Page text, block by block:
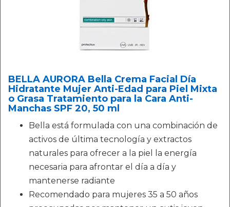
BELLA AURORA Bella Crema Facial Día
Hidratante Mujer Anti-Edad para Piel Mixta
o Grasa Tratamiento para la Cara Anti-
Manchas SPF 20, 50 ml
Bella está formulada con una combinación de
activos de última tecnología y extractos
naturales para ofrecer a la piel la energía
necesaria para afrontar el día a día y
mantenerse radiante
Recomendado para mujeres 35 a 50 años